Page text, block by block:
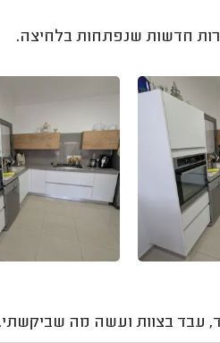
חדשות שנפתחות בלחיצה.
עבד בצוות ועשה מה